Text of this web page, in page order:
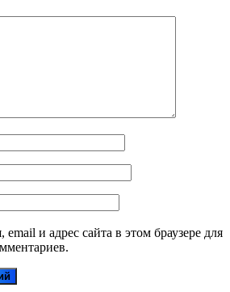
и адрес сайта в этом браузере для